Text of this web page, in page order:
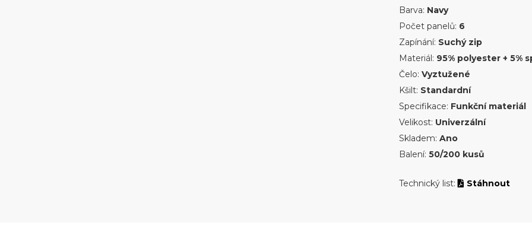
Barva: Navy
Počet panelů: 6
Zapínání: Suchý zip
Materiál: 95% polyester + 5%
Čelo: Vyztužené
Kšilt: Standardní
Specifikace: Funkční materiál
Velikost: Univerzální
Skladem: Ano
Balení: 50/200 kusů
Technický list: Stáhnout